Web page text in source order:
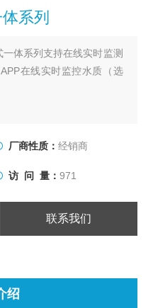
系列
体系列支持在线实时监测
在线实时监控水质（选
厂商性质： 经销商
访 问 量： 971
联系我们
绍